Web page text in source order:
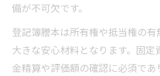
備が不可欠です。
登記簿謄本は所有権や抵当権の
大きな安心材料となります。固
金精算や評価額の確認に必須で